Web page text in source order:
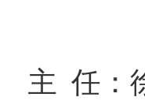
主 任：